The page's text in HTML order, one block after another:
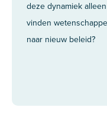
deze dynamiek
vinden
naar nieuw beleid?